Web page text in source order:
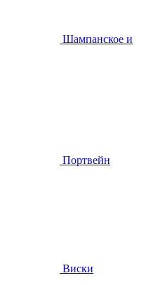
Шампанское и
Портвейн
Виски